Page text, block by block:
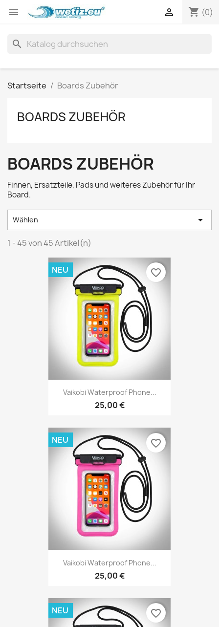
 shopping_cart (0)

search
Startseite Boards Zubehör
BOARDS ZUBEHÖR
BOARDS ZUBEHÖR
Finnen, Ersatzteile, Pads und weiteres Zubehör für Ihr
Board.
Wählen 
1 - 45 von 45 Artikel(n)
Vaikobi Waterproof Phone...
25,00 €
NEU favorite_border
Vaikobi Waterproof Phone...
25,00 €
NEU favorite_border
NEU favorite_border